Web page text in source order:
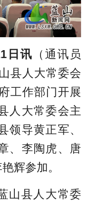
日讯 （通讯员
县人大常委会
工作部门开展
人大常委会主
领导黄正军、
、李陶虎、唐
辉参加。
山县人大常委